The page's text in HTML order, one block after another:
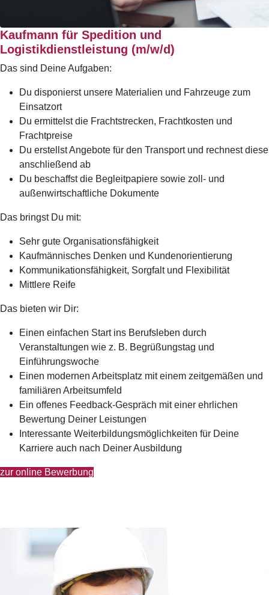
Kaufmann für Spedition und
Logistikdienstleistung (m/w/d)
Das sind Deine Aufgaben:
Du disponierst unsere Materialien und Fahrzeuge zum
Einsatzort
Du ermittelst die Frachtstrecken, Frachtkosten und
Frachtpreise
Du erstellst Angebote für den Transport und rechnest diese
anschließend ab
Du beschaffst die Begleitpapiere sowie zoll- und
außenwirtschaftliche Dokumente
Das bringst Du mit:
Sehr gute Organisationsfähigkeit
Kaufmännisches Denken und Kundenorientierung
Kommunikationsfähigkeit, Sorgfalt und Flexibilität
Mittlere Reife
Das bieten wir Dir:
Einen einfachen Start ins Berufsleben durch
Veranstaltungen wie z. B. Begrüßungstag und
Einführungswoche
Einen modernen Arbeitsplatz mit einem zeitgemäßen und
familiären Arbeitsumfeld
Ein offenes Feedback-Gespräch mit einer ehrlichen
Bewertung Deiner Leistungen
Interessante Weiterbildungsmöglichkeiten für Deine
Karriere auch nach Deiner Ausbildung
zur online Bewerbung